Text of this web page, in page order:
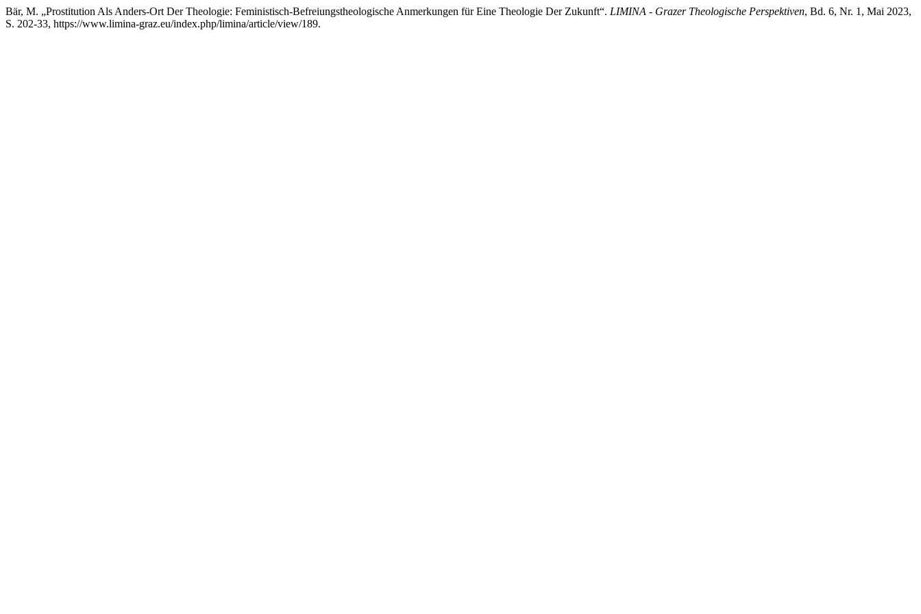
Bär, M. „Prostitution Als Anders-Ort Der Theologie: Feministisch-Befreiungstheologische Anmerkungen für Eine Theologie Der Zukunft“. LIMINA - Grazer Theologische Perspektiven, Bd. 6, Nr. 1, Mai 2023,
S. 202-33, https://www.limina-graz.eu/index.php/limina/article/view/189.